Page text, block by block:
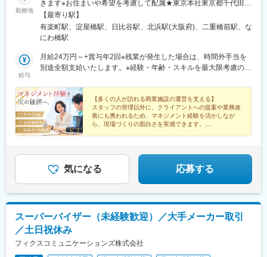
勤務地
きます※お住まいや希望を考慮して配属★東京本社東京都千代田区
丸の内3-4-1 新国際ビル3F【アクセス】東京メトロ有楽町線「有
楽町駅」、東京メトロ千代田線・日比谷線「日比谷駅」、都営三
田線「日比谷駅」、JR各線「東京駅」より地下通路直結※研修中
り（通勤可能範囲・希望を考慮します）★大阪オフィス：大阪府
大阪市中央区道修町3-1-6 K. シオノビル3階【アクセス】大阪メト
「北浜駅」6番出口より徒歩5分京阪本線「淀屋橋駅」19番出口よ
り徒歩5分※研修中は、大阪市内の商業施設での勤務となる可能性
あり（通勤可能範囲・希望を考慮します）＜補足＞※東京・大阪共
通:研修後も管理商業施設での勤務あり※受動喫煙対策:敷地内喫煙
可能場所あり
【最寄り駅】
有楽町駅、淀屋橋駅、日比谷駅、北浜駅(大阪府)、二重橋前駅、な
にわ橋駅
給与
月給24万円～+賞与年2回※残業が発生した場合は、時間外手当を
別途全額支給いたします。※経験・年齢・スキルを最大限考慮のう
【多くの人が訪れる商業施設の運営を支える】
スタッフの管理以外に、クライアントへの提案や業務改
善にも携われるため、マネジメント経験を活かしなが
ら、現場づくりの面白さを実感できます。
気になる 応募する
スーパーバイザー（未経験歓迎）／大手メーカー取引
／土日祝休み
フィクスコミュニケーションズ株式会社